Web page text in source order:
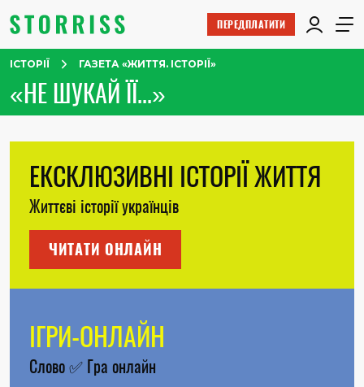
ПЕРЕДПЛАТИТИ
ІСТОРІЇ ГАЗЕТА «ЖИТТЯ. ІСТОРІЇ»
«НЕ ШУКАЙ ЇЇ...»
ЕКСКЛЮЗИВНІ ІСТОРІЇ ЖИТТЯ
Життєві історії українців
ЧИТАТИ ОНЛАЙН
ІГРИ-ОНЛАЙН
Слово✅ Гра онлайн